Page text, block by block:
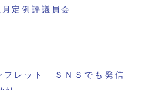
定例評議員会
フレット ＳＮＳでも発信